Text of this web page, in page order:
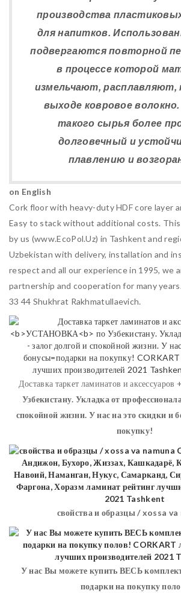
производства
для напитков.
подвергаются повторной
в процессе которой
измельчают, расплавляют,
выходе ковровое волокно.
такого сырья более
долговечный и
плавлению и
on English
Cork floor with heavy-duty HDF core layer
Easy to stack without additional costs.
by us (www.EcoPol.Uz) in Tashkent and
Uzbekistan with delivery, installation and
respect and all our experience in 1995, we
partnership and cooperation for many
33 44 Shukhrat Rakhmatullaevich.
Доставка таркет ламинатов и аксессуаров +
Узбекистану. Укладка от
спокойной жизни. У нас на это скидки и
покупку!
свойства и образцы / xossa va
У нас Вы можете купить ВЕСЬ
подарки на покупку